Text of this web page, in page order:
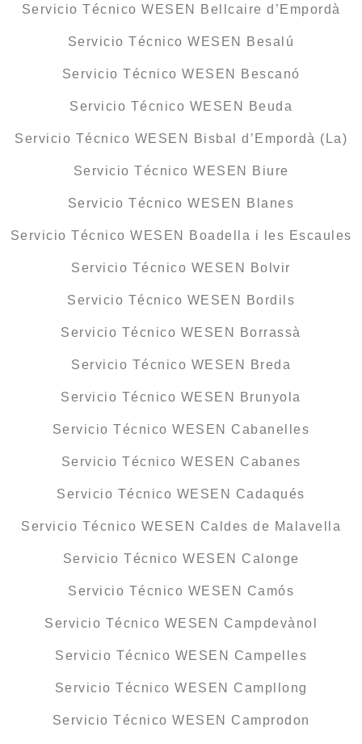
Servicio Técnico WESEN Bellcaire d’Empordà
Servicio Técnico WESEN Besalú
Servicio Técnico WESEN Bescanó
Servicio Técnico WESEN Beuda
Servicio Técnico WESEN Bisbal d’Empordà (La)
Servicio Técnico WESEN Biure
Servicio Técnico WESEN Blanes
Servicio Técnico WESEN Boadella i les Escaules
Servicio Técnico WESEN Bolvir
Servicio Técnico WESEN Bordils
Servicio Técnico WESEN Borrassà
Servicio Técnico WESEN Breda
Servicio Técnico WESEN Brunyola
Servicio Técnico WESEN Cabanelles
Servicio Técnico WESEN Cabanes
Servicio Técnico WESEN Cadaqués
Servicio Técnico WESEN Caldes de Malavella
Servicio Técnico WESEN Calonge
Servicio Técnico WESEN Camós
Servicio Técnico WESEN Campdevànol
Servicio Técnico WESEN Campelles
Servicio Técnico WESEN Campllong
Servicio Técnico WESEN Camprodon